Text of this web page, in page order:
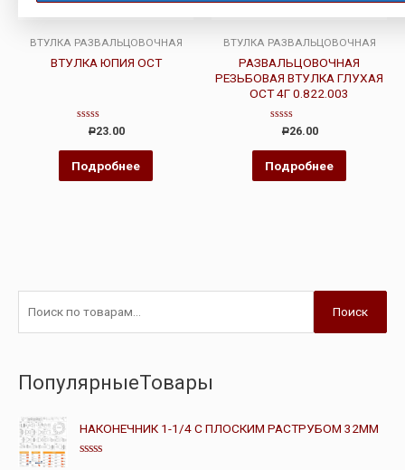
ВТУЛКА РАЗВАЛЬЦОВОЧНАЯ
ВТУЛКА ЮПИЯ ОСТ
Оценка
из
Р23.00
Подробнее
ВТУЛКА РАЗВАЛЬЦОВОЧНАЯ
РАЗВАЛЬЦОВОЧНАЯ
РЕЗЬБОВАЯ ВТУЛКА ГЛУХАЯ
ОСТ 4Г 0.822.003
Оценка
из
Р26.00
Подробнее
Поиск
ПопулярныеТовары
НАКОНЕЧНИК 1-1/4 С ПЛОСКИМ РАСТРУБОМ 32ММ